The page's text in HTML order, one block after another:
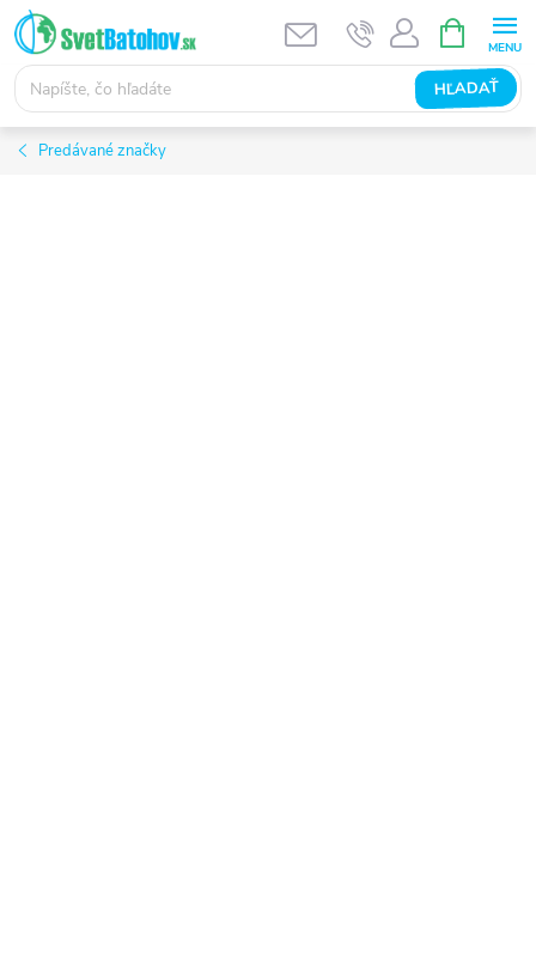
Prejsť
na
obsah
HĽADAŤ
KOŠÍK
Predávané značky